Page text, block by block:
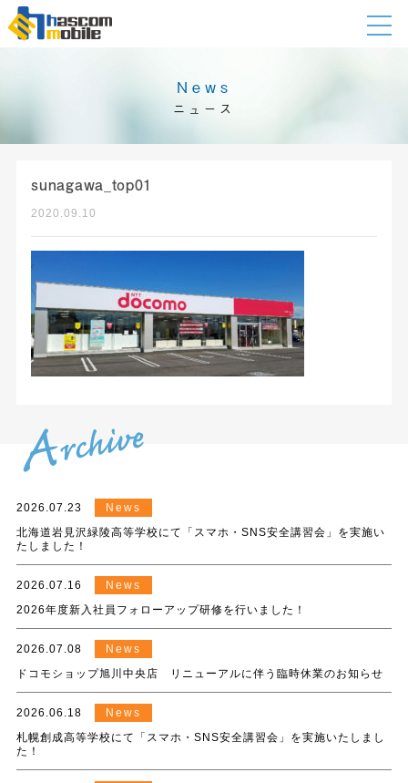
News
ニュース
sunagawa_top01
2020.09.10
2026.07.23
News
北海道岩見沢緑陵高等学校にて「スマホ・SNS安全講習会」を実施い
たしました！
2026.07.16
News
2026年度新入社員フォローアップ研修を行いました！
2026.07.08
News
ドコモショップ旭川中央店 リニューアルに伴う臨時休業のお知らせ
2026.06.18
News
札幌創成高等学校にて「スマホ・SNS安全講習会」を実施いたしまし
た！